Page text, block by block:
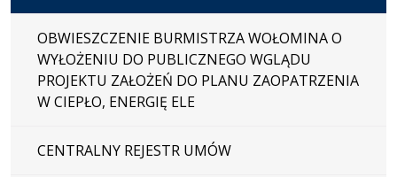
OBWIESZCZENIE BURMISTRZA WOŁOMINA O
WYŁOŻENIU DO PUBLICZNEGO WGLĄDU
PROJEKTU ZAŁOŻEŃ DO PLANU ZAOPATRZENIA
W CIEPŁO, ENERGIĘ ELE
CENTRALNY REJESTR UMÓW